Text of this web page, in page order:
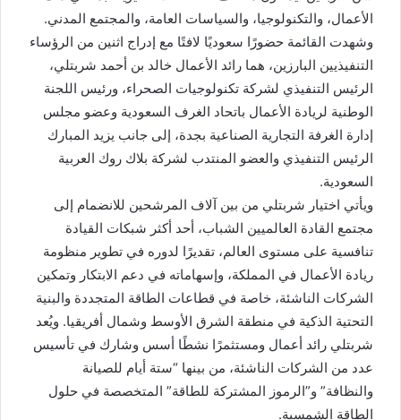
الأعمال، والتكنولوجيا، والسياسات العامة، والمجتمع المدني.
وشهدت القائمة حضورًا سعوديًا لافتًا مع إدراج اثنين من الرؤساء
التنفيذيين البارزين، هما رائد الأعمال خالد بن أحمد شربتلي،
الرئيس التنفيذي لشركة تكنولوجيات الصحراء، ورئيس اللجنة
الوطنية لريادة الأعمال باتحاد الغرف السعودية وعضو مجلس
إدارة الغرفة التجارية الصناعية بجدة، إلى جانب يزيد المبارك
الرئيس التنفيذي والعضو المنتدب لشركة بلاك روك العربية
السعودية.
ويأتي اختيار شربتلي من بين آلاف المرشحين للانضمام إلى
مجتمع القادة العالميين الشباب، أحد أكثر شبكات القيادة
تنافسية على مستوى العالم، تقديرًا لدوره في تطوير منظومة
ريادة الأعمال في المملكة، وإسهاماته في دعم الابتكار وتمكين
الشركات الناشئة، خاصة في قطاعات الطاقة المتجددة والبنية
التحتية الذكية في منطقة الشرق الأوسط وشمال أفريقيا. ويُعد
شربتلي رائد أعمال ومستثمرًا نشطًا أسس وشارك في تأسيس
عدد من الشركات الناشئة، من بينها “ستة أيام للصيانة
والنظافة” و”الرموز المشتركة للطاقة” المتخصصة في حلول
الطاقة الشمسية.